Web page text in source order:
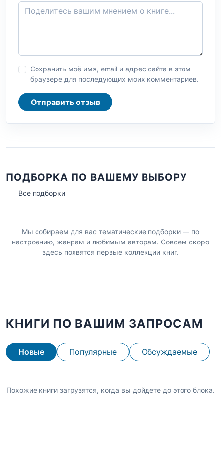
Сохранить моё имя, email и адрес сайта в этом
браузере для последующих моих комментариев.
Отправить отзыв
ПОДБОРКА ПО ВАШЕМУ ВЫБОРУ
Все подборки
Мы собираем для вас тематические подборки — по
настроению, жанрам и любимым авторам. Совсем скоро
здесь появятся первые коллекции книг.
КНИГИ ПО ВАШИМ ЗАПРОСАМ
Новые Популярные Обсуждаемые
Похожие книги загрузятся, когда вы дойдете до этого блока.